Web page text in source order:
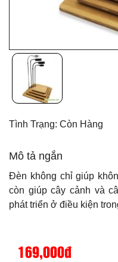
Tình Trạng: Còn Hàng
Mô tả ngắn
Đèn không chỉ giúp
còn giúp cây cảnh và
phát triển ở điều kiện
169,000đ